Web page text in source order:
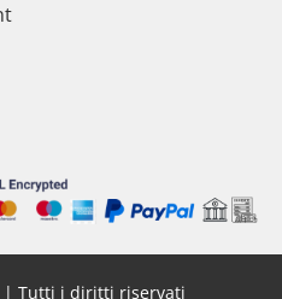
| Tutti i diritti riservati